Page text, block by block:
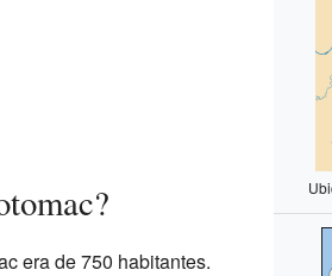
era de 750 habitantes.